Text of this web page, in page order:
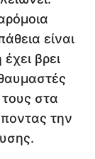
είναι
βρει
στα
την